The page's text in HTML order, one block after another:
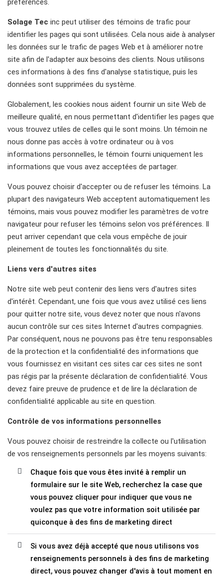
préférences.
Solage Tec inc peut utiliser des témoins de trafic pour
identifier les pages qui sont utilisées. Cela nous aide à analyser
les données sur le trafic de pages Web et à améliorer notre
site afin de l'adapter aux besoins des clients. Nous utilisons
ces informations à des fins d'analyse statistique, puis les
données sont supprimées du système.
Globalement, les cookies nous aident fournir un site Web de
meilleure qualité, en nous permettant d'identifier les pages que
vous trouvez utiles de celles qui le sont moins. Un témoin ne
nous donne pas accès à votre ordinateur ou à vos
informations personnelles, le témoin fourni uniquement les
informations que vous avez acceptées de partager.
Vous pouvez choisir d'accepter ou de refuser les témoins. La
plupart des navigateurs Web acceptent automatiquement les
témoins, mais vous pouvez modifier les paramètres de votre
navigateur pour refuser les témoins selon vos préférences. Il
peut arriver cependant que cela vous empêche de jouir
pleinement de toutes les fonctionnalités du site.
Liens vers d'autres sites
Notre site web peut contenir des liens vers d'autres sites
d'intérêt. Cependant, une fois que vous avez utilisé ces liens
pour quitter notre site, vous devez noter que nous n'avons
aucun contrôle sur ces sites Internet d'autres compagnies.
Par conséquent, nous ne pouvons pas être tenu responsables
de la protection et la confidentialité des informations que
vous fournissez en visitant ces sites car ces sites ne sont
pas régis par la présente déclaration de confidentialité. Vous
devez faire preuve de prudence et de lire la déclaration de
confidentialité applicable au site en question.
Contrôle de vos informations personnelles
Vous pouvez choisir de restreindre la collecte ou l'utilisation
de vos renseignements personnels par les moyens suivants:
Chaque fois que vous êtes invité à remplir un
formulaire sur le site Web, recherchez la case que
vous pouvez cliquer pour indiquer que vous ne
voulez pas que votre information soit utilisée par
quiconque à des fins de marketing direct
Si vous avez déjà accepté que nous utilisons vos
renseignements personnels à des fins de marketing
direct, vous pouvez changer d'avis à tout moment en